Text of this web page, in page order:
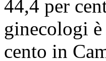
44,4 per
ginecologi
cento in